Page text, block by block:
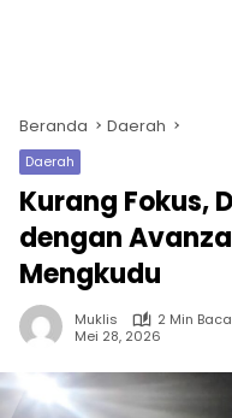
Beranda Daerah
Daerah
Kurang Fokus,
dengan
Mengkudu
Muklis
2 Min Baca
Mei 28, 2026